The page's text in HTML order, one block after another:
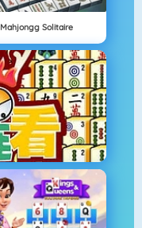
Mahjongg Solitaire